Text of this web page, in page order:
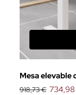
Mesa elevable
918,73 €